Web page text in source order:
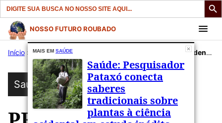
Search
for:
Pular
para
conteúdo
NOSSO FUTURO ROUBADO
Início » Publicações» PFAS: Cientistas independentes denunciam manobras para mudar a definição de poluentes eternos
Saúde
MAIS EM SAÚDE
Saúde: Pesquisador
Pataxó conecta
saberes
tradicionais sobre
plantas à ciência